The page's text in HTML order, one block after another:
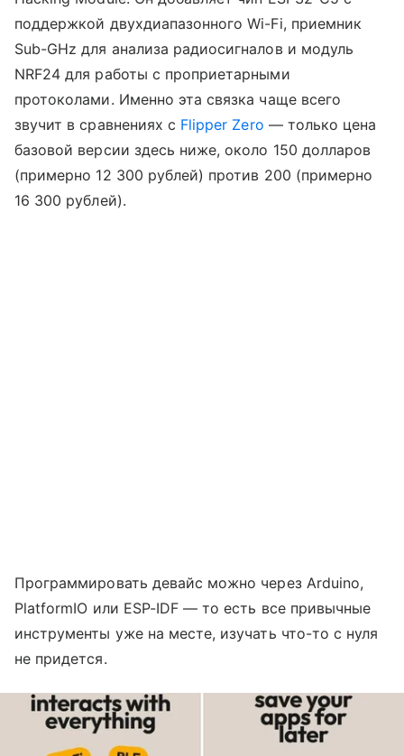
поддержкой двухдиапазонного Wi-Fi, приемник
Sub-GHz для анализа радиосигналов и модуль
NRF24 для работы с проприетарными
протоколами. Именно эта связка чаще всего
звучит в сравнениях с Flipper Zero — только цена
базовой версии здесь ниже, около 150 долларов
(примерно 12 300 рублей) против 200 (примерно
16 300 рублей).
Программировать девайс можно через Arduino,
PlatformIO или ESP-IDF — то есть все привычные
инструменты уже на месте, изучать что-то с нуля
не придется.